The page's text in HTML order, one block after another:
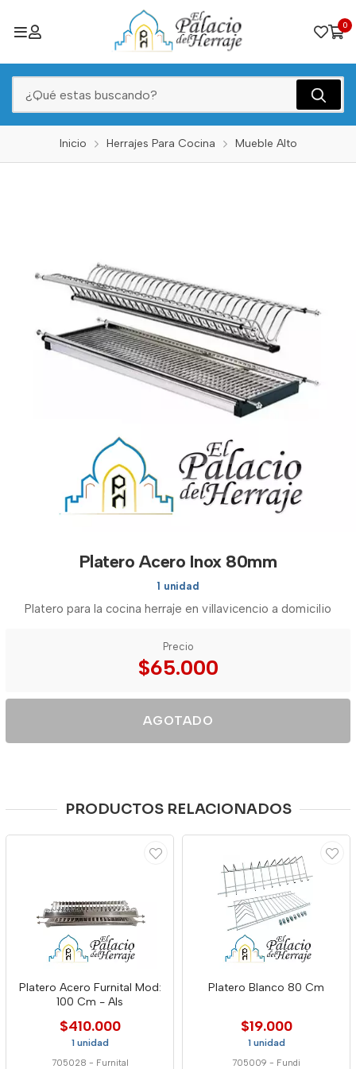
0
Inicio Herrajes Para Cocina Mueble Alto
Platero Acero Inox 80mm
1 unidad
Platero para la cocina herraje en villavicencio a domicilio
Precio
$65.000
AGOTADO
PRODUCTOS RELACIONADOS
Platero Acero Furnital Mod:
100 Cm - Als
$410.000
1 unidad
705028 - Furnital
Platero Blanco 80 Cm
$19.000
1 unidad
705009 - Fundi